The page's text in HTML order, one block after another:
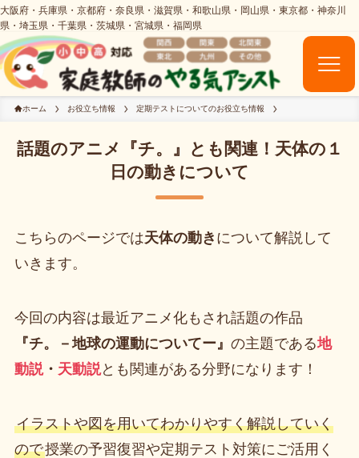
ホーム お役立ち情報 定期テストについてのお役立ち情報
話題のアニメ『チ。』とも関連！天体の１
日の動きについて
こちらのページでは天体の動き について解説して
いきます。
今回の内容は最近アニメ化もされ話題の作品
『チ。－地球の運動についてー』 の主題である地
動説・ 天動説とも関連がある分野になります！
イラストや図を用いてわかりやすく解説していく
ので授業の予習復習や定期テスト対策にご活用く